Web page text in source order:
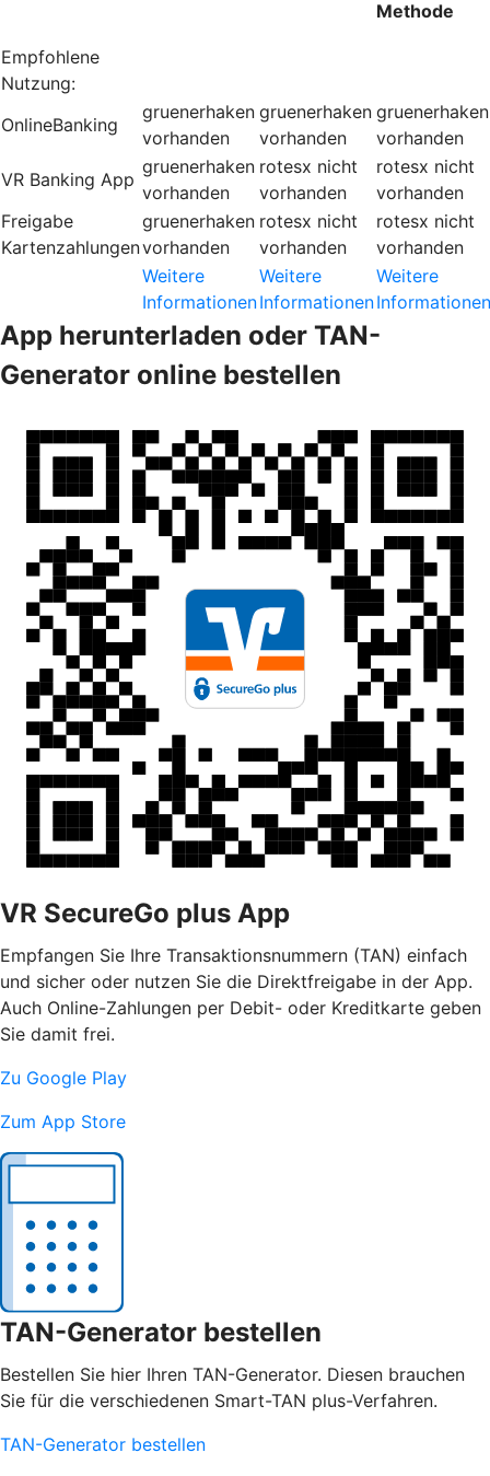
Methode
Empfohlene
Nutzung:
OnlineBanking
gruenerhaken
vorhanden
gruenerhaken
vorhanden
gruenerhaken
vorhanden
VR Banking App
gruenerhaken
vorhanden
rotesx nicht
vorhanden
rotesx nicht
vorhanden
Freigabe
Kartenzahlungen
gruenerhaken
vorhanden
rotesx nicht
vorhanden
rotesx nicht
vorhanden
Weitere
Informationen
Weitere
Informationen
Weitere
Informationen
App herunterladen oder TAN-
Generator online bestellen
VR SecureGo plus App
Empfangen Sie Ihre Transaktionsnummern (TAN) einfach
und sicher oder nutzen Sie die Direktfreigabe in der App.
Auch Online-Zahlungen per Debit- oder Kreditkarte geben
Sie damit frei.
Zu Google Play
Zum App Store
TAN-Generator bestellen
Bestellen Sie hier Ihren TAN-Generator. Diesen brauchen
Sie für die verschiedenen Smart-TAN plus-Verfahren.
TAN-Generator bestellen